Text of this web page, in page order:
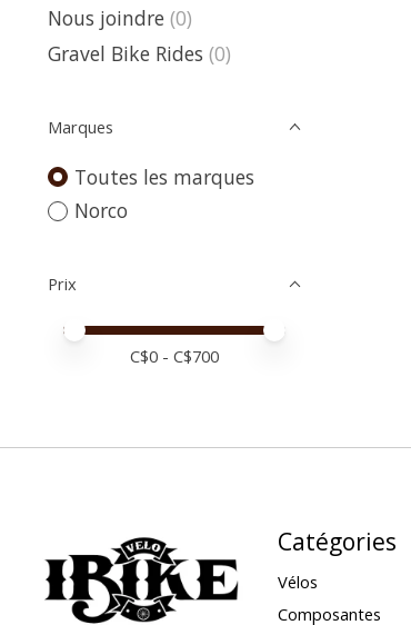
Nous joindre (0)
Gravel Bike Rides (0)
Marques
Toutes les marques
Norco
Prix
Prix minimum
Price maximum value
C$0 - C$700
Catégories
Vélos
Composantes